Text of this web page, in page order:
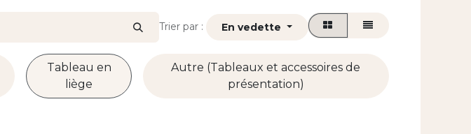
Trier par : En vedette
Tableau en
liège
Autre (Tableaux et accessoires de
présentation)